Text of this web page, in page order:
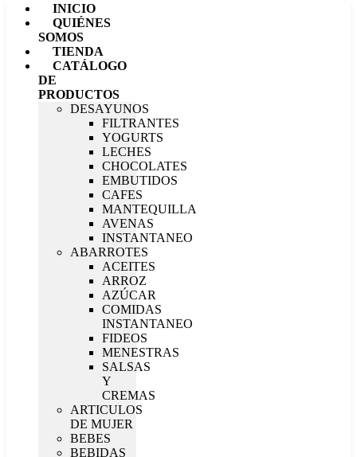
INICIO
QUIÉNES
SOMOS
TIENDA
CATÁLOGO
DE
PRODUCTOS
DESAYUNOS
FILTRANTES
YOGURTS
LECHES
CHOCOLATES
EMBUTIDOS
CAFES
MANTEQUILLA
AVENAS
INSTANTANEO
ABARROTES
ACEITES
ARROZ
AZÚCAR
COMIDAS
INSTANTANEO
FIDEOS
MENESTRAS
SALSAS
Y
CREMAS
ARTICULOS
DE MUJER
BEBES
BEBIDAS